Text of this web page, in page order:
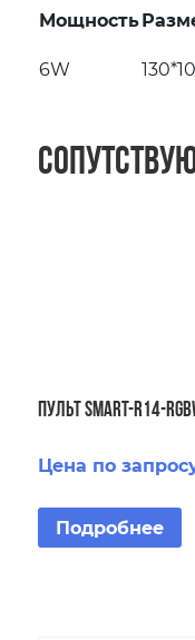
Мощность
6W
Пульт SMART-R14-
Цена по
Подробнее